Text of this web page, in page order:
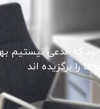
که مدعی نیستیم
را برگزیده اند